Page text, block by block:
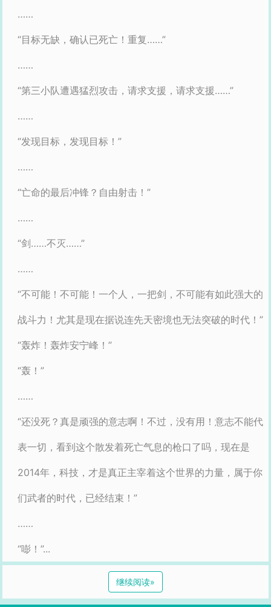
……
“目标无缺，确认已死亡！重复……”
……
“第三小队遭遇猛烈攻击，请求支援，请求支援……”
……
“发现目标，发现目标！”
……
“亡命的最后冲锋？自由射击！”
……
“剑……不灭……”
……
“不可能！不可能！一个人，一把剑，不可能有如此强大的
战斗力！尤其是现在据说连先天密境也无法突破的时代！”
“轰炸！轰炸安宁峰！”
“轰！”
……
“还没死？真是顽强的意志啊！不过，没有用！意志不能代
表一切，看到这个散发着死亡气息的枪口了吗，现在是
2014年，科技，才是真正主宰着这个世界的力量，属于你
们武者的时代，已经结束！”
……
“嘭！”...
继续阅读»